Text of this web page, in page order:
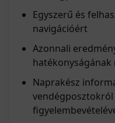
Egyszerű és
navigációért
Azonnali
hatékonyságának
Naprakész